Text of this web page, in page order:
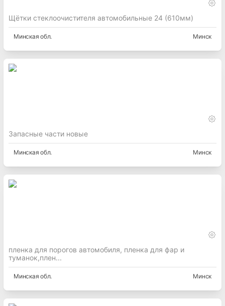
Щётки стеклоочистителя автомобильные 24 (610мм)
Минская обл. Минск
Запасные части новые
Минская обл. Минск
пленка для порогов автомобиля, пленка для фар и
туманок,плен...
Минская обл. Минск